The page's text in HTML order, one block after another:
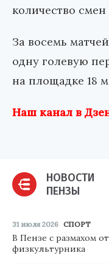
количество смен
За восемь
одну голевую
на площадке 18
Наш канал в
НОВОСТИ
ПЕНЗЫ
31 июля 2026 СПОРТ
В Пензе с размахом
физкультурника